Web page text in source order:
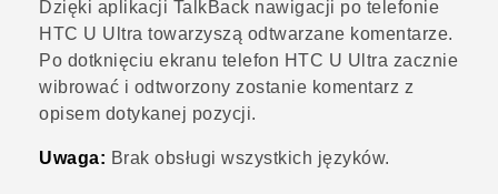
POMOC TECHNICZNA
Urządzenia i akcesoria HTC
Zaloguj się
Dzięki aplikacji TalkBack nawigacji po telefonie
HTC U Ultra towarzyszą odtwarzane komentarze.
Po dotknięciu ekranu telefon HTC U Ultra zacznie
wibrować i odtworzony zostanie komentarz z
opisem dotykanej pozycji.
Uwaga: Brak obsługi wszystkich języków.